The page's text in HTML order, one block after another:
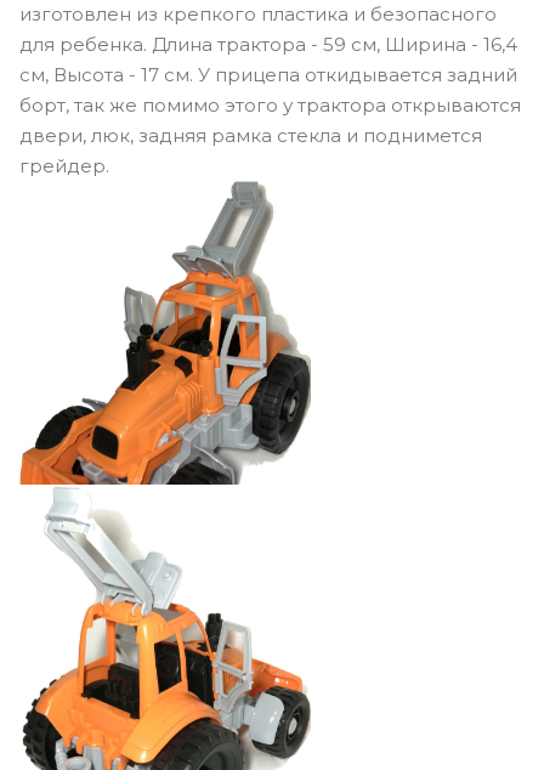
изготовлен из крепкого пластика и безопасного
для ребенка. Длина трактора - 59 см, Ширина - 16,4
см, Высота - 17 см. У прицепа откидывается задний
борт, так же помимо этого у трактора открываются
двери, люк, задняя рамка стекла и поднимется
грейдер.